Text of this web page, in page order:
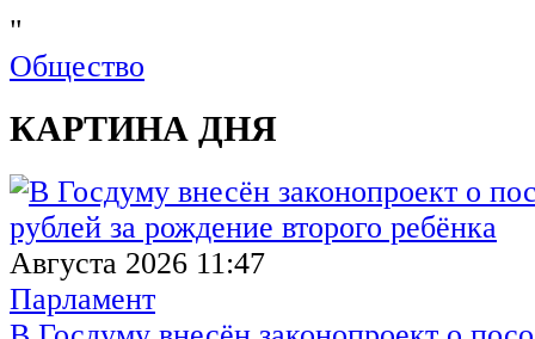
"
Общество
КАРТИНА ДНЯ
Августа 2026 11:47
Парламент